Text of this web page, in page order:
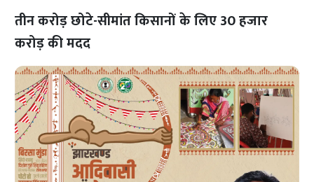
तीन करोड़ छोटे-सीमांत किसानों के लिए 30 हजार
करोड़ की मदद